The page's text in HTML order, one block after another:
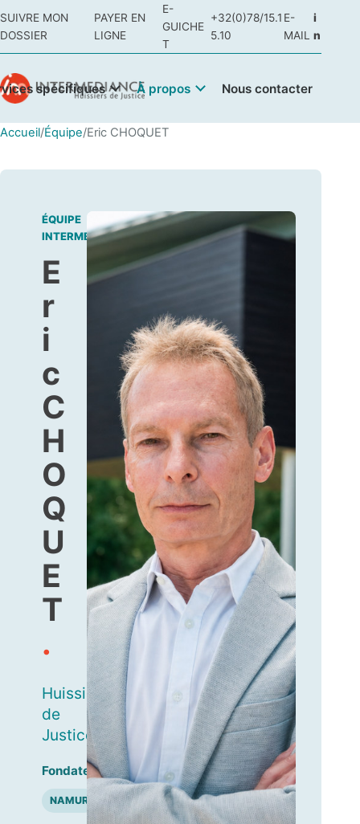
SUIVRE MON
DOSSIER
PAYER EN
LIGNE
E-
GUICHE
T
+32(0)78/15.1
5.10
E-
MAIL
i
n
spécifiques À propos Nous contacter
Accueil/Équipe/Eric CHOQUET
ÉQUIPE
INTERMEDIANCE
E
r
i
c
C
H
O
Q
U
E
T
.
Huissier
de
Justice
Fondateur
NAMUR